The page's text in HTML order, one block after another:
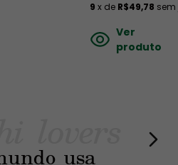
9 x de R$49,78 sem
Ver
produto
usa